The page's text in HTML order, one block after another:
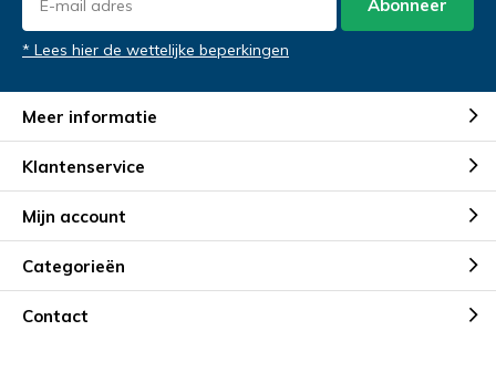
Abonneer
* Lees hier de wettelijke beperkingen
Meer informatie
Klantenservice
Mijn account
Categorieën
Contact